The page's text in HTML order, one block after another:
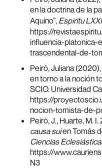
en la doctrina de la
Aquino”, Espiritu LXXI
https://
influencia-
trascendental-de-
Peiró, Juliana
en torno a la noción
SCIO. Universidad
https://
nocion-tomista-de-
Peiró, J., Huarte, M.
causa suien Tomás
Ciencias
https://
N3